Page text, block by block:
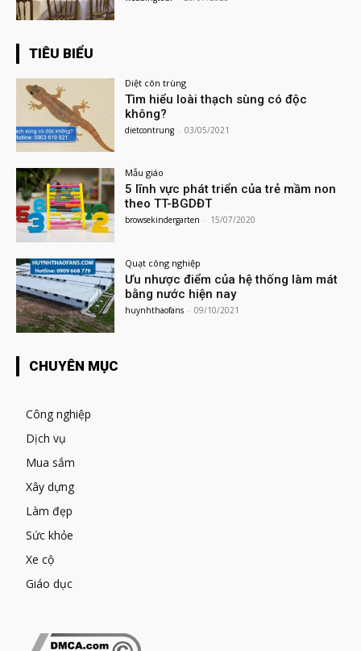
TIÊU BIỂU
Diệt côn trùng
Tìm hiểu loài thạch sùng có độc
không?
dietcontrung - 03/05/2021
Mẫu giáo
5 lĩnh vực phát triển của trẻ mầm non
theo TT-BGDĐT
browsekindergarten - 15/07/2020
Quạt công nghiệp
Ưu nhược điểm của hệ thống làm mát
bằng nước hiện nay
huynhthaofans - 09/10/2021
CHUYÊN MỤC
Công nghiệp
Dịch vụ
Mua sắm
Xây dựng
Làm đẹp
Sức khỏe
Xe cộ
Giáo dục